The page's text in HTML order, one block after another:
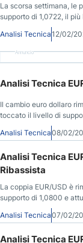
La scorsa settimana, le
supporto di 1,0722, il
nel mercato Forex.
Analisi Tecnica12/02/
Annuncio
Analisi Tecnica
Il cambio euro dollaro
toccato il livello di
Analisi Tecnica08/02/
Analisi Tecnica
Ribassista
La coppia EUR/USD è
supporto di 1,0800 e
Analisi Tecnica07/02/
Analisi Tecnica